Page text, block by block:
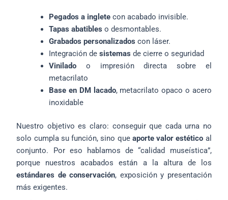
Pegados a ingletecon acabado invisible.
Tapas abatibleso desmontables.
Grabados personalizadoscon láser.
Integración de sistemasde cierre o seguridad
Vinilado o impresión directa sobre el
metacrilato
Base en DM lacado, metacrilato opaco o acero
inoxidable
Nuestro objetivo es claro: conseguir que cada urna no
solo cumpla su función, sino que aporte valor estético al
conjunto. Por eso hablamos de “calidad museística”,
porque nuestros acabados están a la altura de los
estándares de conservación, exposición y presentación
más exigentes.